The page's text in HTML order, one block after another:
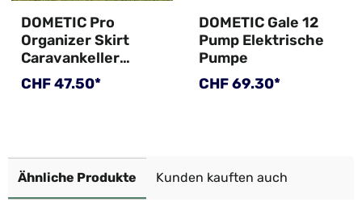
DOMETIC Pro
Organizer Skirt
Caravankeller
Skirting 600x60 cm
Regulärer Preis:
CHF 47.50*
DOMETIC Gale 12
Pump Elektrische
Pumpe
Regulärer Preis:
CHF 69.30*
Ähnliche Produkte Kunden kauften auch